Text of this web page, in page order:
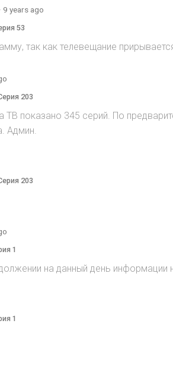
· 9 years ago
53
так как телевещание
203
ТВ показано 345 серий. По
Админ.
203
1
на данный день информации
1